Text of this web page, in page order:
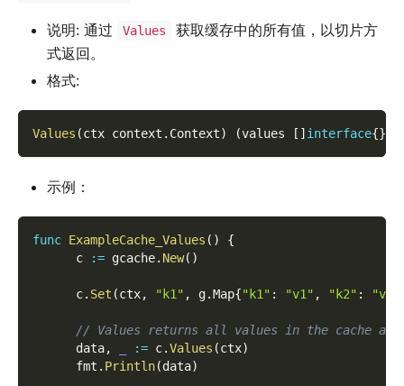
说明: 通过 Values
获取缓存中的所有值，以切片方
式返回。
格式:
Values (ctx context . Context) (values [ ] interface{}
示例：
func ExampleCache_Values ( )
{
      c
:= gcache. New( )
      c
. Set (ctx, "k1" , g.Map{"k1" : "v1" , "k2" : "v2"
// Values returns all values in the cache as
      data
, := c.Values (ctx)
      fmt
. Println(data)